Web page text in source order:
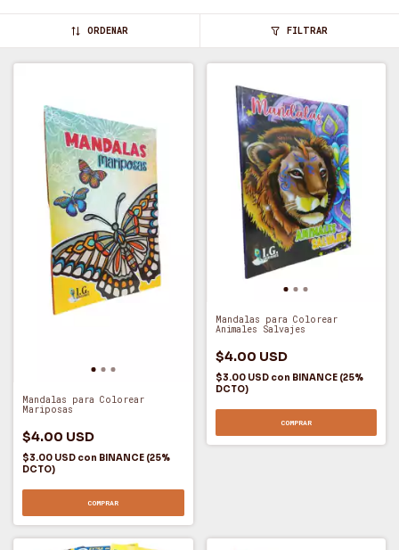
ORDENAR FILTRAR
Mandalas para Colorear
Mariposas
$4.00 USD
$3.00 USD con BINANCE (25%
DCTO)
COMPRAR
Mandalas para Colorear
Animales Salvajes
$4.00 USD
$3.00 USD con BINANCE (25%
DCTO)
COMPRAR